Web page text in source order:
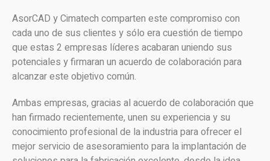
AsorCAD y Cimatech comparten este compromiso con
cada uno de sus clientes y sólo era cuestión de tiempo
que estas 2 empresas líderes acabaran uniendo sus
potenciales y firmaran un acuerdo de colaboración para
alcanzar este objetivo común.
Ambas empresas, gracias al acuerdo de colaboración que
han firmado recientemente, unen su experiencia y su
conocimiento profesional de la industria para ofrecer el
mejor servicio de asesoramiento para la implantación de